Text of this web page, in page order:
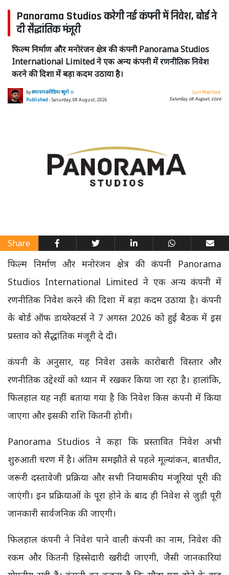
Panorama Studios करेगी नई कंपनी में निवेश, बोर्ड ने
दी सैद्धांतिक मंजूरी
फिल्म निर्माण और मनोरंजन क्षेत्र की कंपनी Panorama Studios
International Limited ने एक अन्य कंपनी में रणनीतिक निवेश
करने की दिशा में बड़ा कदम उठाया है।
byसमाचार4मीडिया ब्यूरो ।।
Published- Saturday, 08 August, 2026
Last Modified:
Saturday, 08 August, 2026
Share
फिल्म निर्माण और मनोरंजन क्षेत्र की कंपनी Panorama
Studios International Limited ने एक अन्य कंपनी में
रणनीतिक निवेश करने की दिशा में बड़ा कदम उठाया है। कंपनी
के बोर्ड ऑफ डायरेक्टर्स ने 7 अगस्त 2026 को हुई बैठक में इस
प्रस्ताव को सैद्धांतिक मंजूरी दे दी।
कंपनी के अनुसार, यह निवेश उसके कारोबारी विस्तार और
रणनीतिक उद्देश्यों को ध्यान में रखकर किया जा रहा है। हालांकि,
फिलहाल यह नहीं बताया गया है कि निवेश किस कंपनी में किया
जाएगा और इसकी राशि कितनी होगी।
Panorama Studios ने कहा कि प्रस्तावित निवेश अभी
शुरुआती चरण में है। अंतिम समझौते से पहले मूल्यांकन, बातचीत,
जरूरी दस्तावेजी प्रक्रिया और सभी नियामकीय मंजूरियां पूरी की
जाएंगी। इन प्रक्रियाओं के पूरा होने के बाद ही निवेश से जुड़ी पूरी
जानकारी सार्वजनिक की जाएगी।
फिलहाल कंपनी ने निवेश पाने वाली कंपनी का नाम, निवेश की
रकम और कितनी हिस्सेदारी खरीदी जाएगी, जैसी जानकारियां